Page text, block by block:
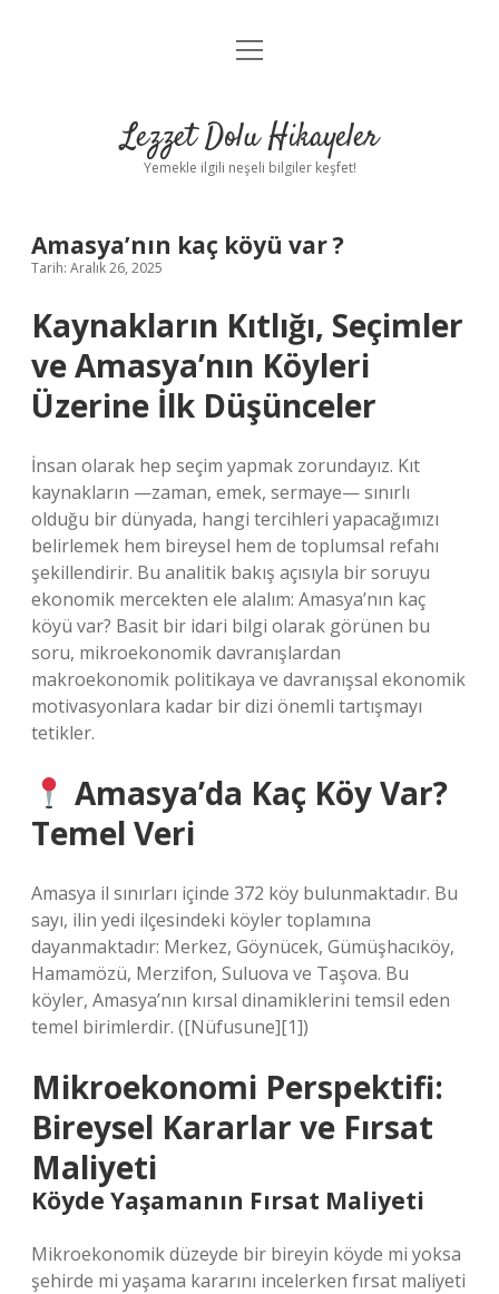
Anasayfa
Yasal Uyarı
menüyü
Lezzet Dolu Hikayeler
Yemekle ilgili neşeli bilgiler keşfet!
Amasya’nın kaç köyü var ?
Tarih: Aralık 26, 2025
Kaynakların Kıtlığı, Seçimler
ve Amasya’nın Köyleri
Üzerine İlk Düşünceler
İnsan olarak hep seçim yapmak zorundayız. Kıt
kaynakların —zaman, emek, sermaye— sınırlı
olduğu bir dünyada, hangi tercihleri yapacağımızı
belirlemek hem bireysel hem de toplumsal refahı
şekillendirir. Bu analitik bakış açısıyla bir soruyu
ekonomik mercekten ele alalım: Amasya’nın kaç
köyü var? Basit bir idari bilgi olarak görünen bu
soru, mikroekonomik davranışlardan
makroekonomik politikaya ve davranışsal ekonomik
motivasyonlara kadar bir dizi önemli tartışmayı
tetikler.
Amasya’da Kaç Köy Var?
Temel Veri
Amasya il sınırları içinde 372 köy bulunmaktadır. Bu
sayı, ilin yedi ilçesindeki köyler toplamına
dayanmaktadır: Merkez, Göynücek, Gümüşhacıköy,
Hamamözü, Merzifon, Suluova ve Taşova. Bu
köyler, Amasya’nın kırsal dinamiklerini temsil eden
temel birimlerdir. ([Nüfusune][1])
Mikroekonomi Perspektifi:
Bireysel Kararlar ve Fırsat
Maliyeti
Köyde Yaşamanın Fırsat Maliyeti
Mikroekonomik düzeyde bir bireyin köyde mi yoksa
şehirde mi yaşama kararını incelerken fırsat maliyeti